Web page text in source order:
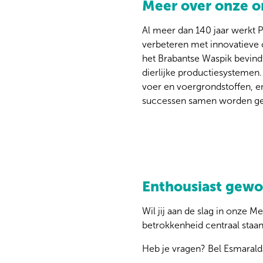
Meer over onze
Al meer dan 140 jaar werkt
verbeteren met innovatieve
het Brabantse Waspik
dierlijke
voer en voergrondstoffen,
successen samen worden
Enthousiast
Wil jij aan de slag in onze
betrokkenheid centraal
Heb je vragen? Bel